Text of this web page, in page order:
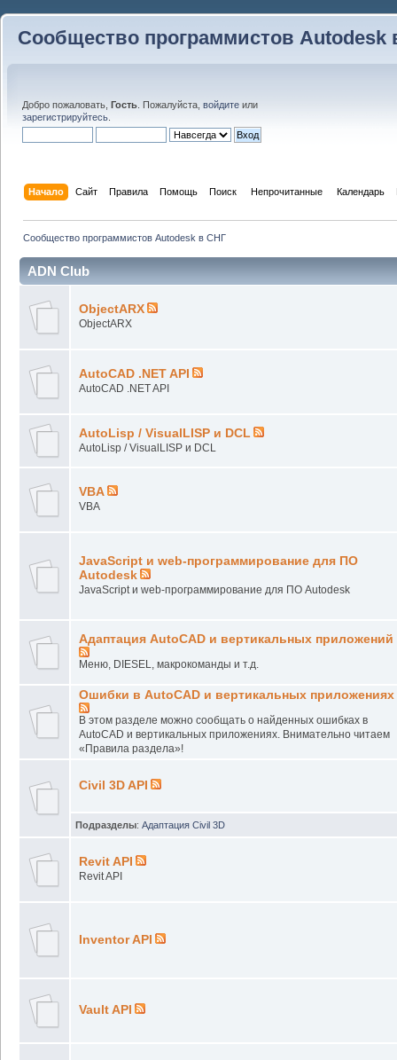
Сообщество программистов Autodesk
Добро пожаловать, Гость . Пожалуйста, войдите или
зарегистрируйтесь
Начало Сайт Правила Помощь Поиск Непрочитанные Календарь
Сообщество программистов Autodesk в СНГ
ADN Club
ObjectARX
ObjectARX
AutoCAD .NET API
AutoCAD .NET API
AutoLisp / VisualLISP и DCL
AutoLisp / VisualLISP и DCL
VBA
VBA
JavaScript и web-программирование для ПО
Autodesk
JavaScript и web-программирование для ПО Autodesk
Адаптация AutoCAD и вертикальных приложений
Меню, DIESEL, макрокоманды и т.д.
Ошибки в AutoCAD и вертикальных приложениях
В этом разделе можно сообщать о найденных ошибках в
AutoCAD и вертикальных приложениях. Внимательно читаем
«Правила раздела»!
Civil 3D API
Подразделы: Адаптация Civil 3D
Revit API
Revit API
Inventor API
Vault API